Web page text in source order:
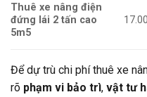
Thuê xe nâng điện
đứng lái 2 tấn cao
5m5
Để dự trù chi phí thuê xe
rõ phạm vi bảo trì, vật tư